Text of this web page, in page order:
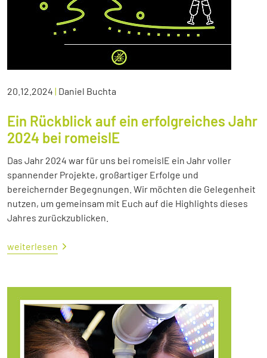
20.12.2024 | Daniel Buchta
Ein Rückblick auf ein erfolgreiches Jahr
2024 bei romeisIE
Das Jahr 2024 war für uns bei romeisIE ein Jahr voller
spannender Projekte, großartiger Erfolge und
bereichernder Begegnungen. Wir möchten die Gelegenheit
nutzen, um gemeinsam mit Euch auf die Highlights dieses
Jahres zurückzublicken.
weiterlesen